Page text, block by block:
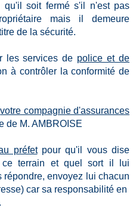
qu'il soit fermé s'il n'est pas
mais il demeure
de la sécurité.
les services de police et de
à contrôler la conformité de
votre compagnie d'assurances
de M. AMBROISE
préfetpour qu'il vous dise
terrain et quel sort il lui
envoyez lui chacun
car sa responsabilité en